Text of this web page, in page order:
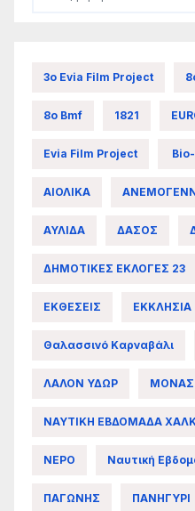
3ο Evia Film Project
8ο Bmf 1821
Evia Film Project
ΑΙΟΛΙΚΑ
ΑΥΛΙΔΑ ΔΑΣΟΣ
ΔΗΜΟΤΙΚΕΣ ΕΚΛΟΓΕΣ 23
ΕΚΘΕΣΕΙΣ ΕΚΚΛΗΣΙΑ
Θαλασσινό Καρναβάλι
ΛΑΛΟΝ ΥΔΩΡ
ΝΑΥΤΙΚΗ ΕΒΔΟΜΑΔΑ
ΝΕΡΟ Ναυτική
ΠΑΓΩΝΗΣ ΠΑΝΗΓΥΡΙ